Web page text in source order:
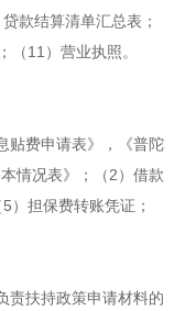
款结算清单汇总表；
（11）营业执照。
贴费申请表》，《普陀
情况表》；（2）借款
）担保费转账凭证；
责扶持政策申请材料的